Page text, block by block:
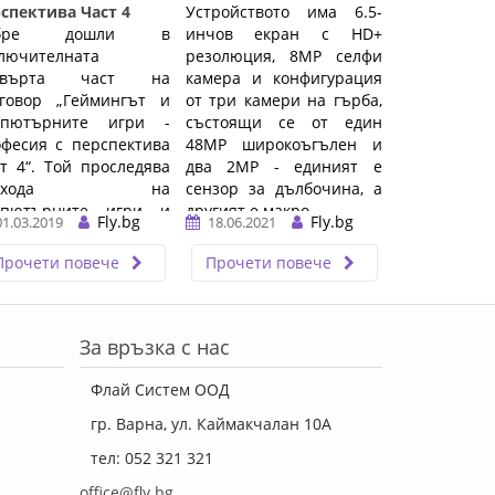
Част 4
дошли в
част на
„Геймингът и
игри -
с перспектива
4“. Той проследява
на
игри и
им в
...…
Fly.bg
повече
Устройството има 6.5-
инчов екран с HD+
резолюция, 8MP селфи
камера и конфигурация
от три камери на гърба,
състоящи се от един
48MP широкоъгълен и
два 2MP - единият е
сензор за дълбочина, а
другият е макро ...…
18.06.2021
Fly.bg
Прочети повече
За връзка с нас
Флай Систем ООД
гр. Варна, ул. Каймакчалан 10А
тел: 052 321 321